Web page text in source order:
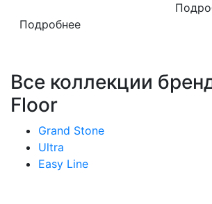
Подробнее
Все коллекции
Floor
Grand Stone
Ultra
Easy Line